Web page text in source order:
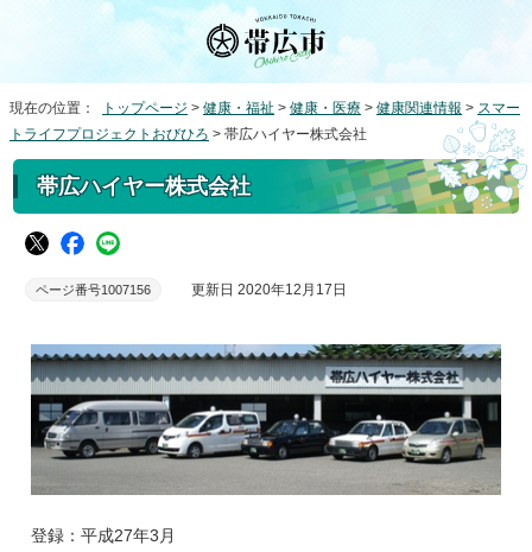
現在の位置： トップページ > 健康・福祉 > 健康・医療 > 健康関連情報 > スマー
トライフプロジェクトおびひろ > 帯広ハイヤー株式会社
帯広ハイヤー株式会社
ページ番号1007156 更新日 2020年12月17日
登録：平成27年3月